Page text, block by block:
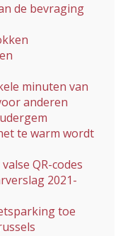
de bevraging
minuten van
anderen
te warm wordt
QR-codes
2021-
toe